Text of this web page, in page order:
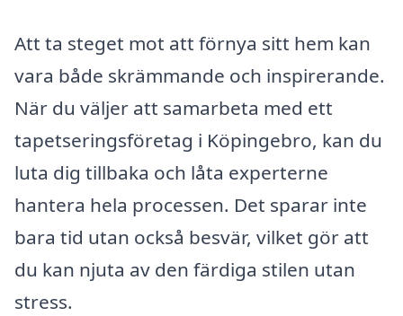
Att ta steget mot att förnya sitt hem kan
vara både skrämmande och inspirerande.
När du väljer att samarbeta med ett
tapetseringsföretag i Köpingebro, kan du
luta dig tillbaka och låta experterne
hantera hela processen. Det sparar inte
bara tid utan också besvär, vilket gör att
du kan njuta av den färdiga stilen utan
stress.